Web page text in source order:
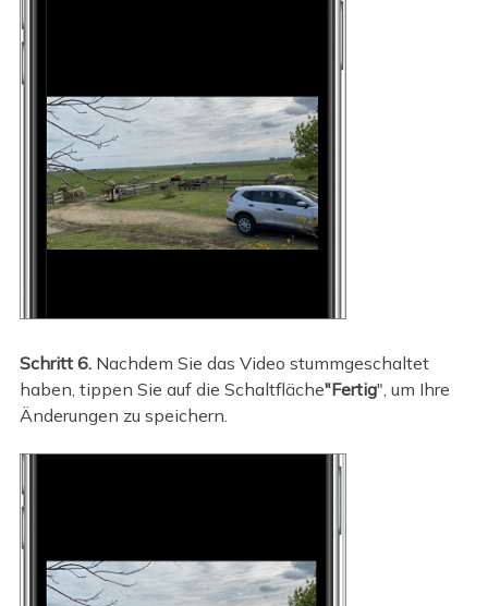
Schritt 6.Nachdem Sie das Video stummgeschaltet
haben, tippen Sie auf die Schaltfläche"Fertig", um Ihre
Änderungen zu speichern.